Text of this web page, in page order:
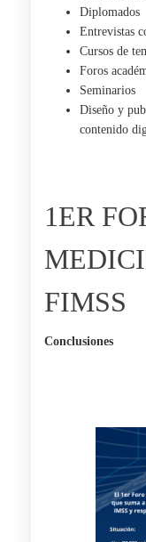
Diplomados
Entrevistas
Cursos de
Foros
Seminarios
Diseño y
contenido
1ER
FIMSS
Conclusiones